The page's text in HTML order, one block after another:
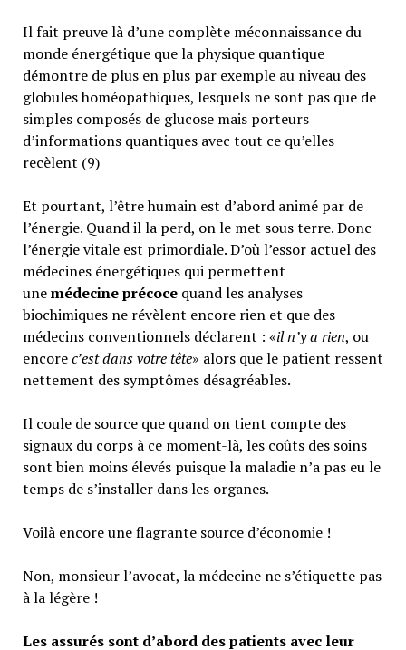
Il fait preuve là d’une complète méconnaissance du
monde énergétique que la physique quantique
démontre de plus en plus par exemple au niveau des
globules homéopathiques, lesquels ne sont pas que de
simples composés de glucose mais porteurs
d’informations quantiques avec tout ce qu’elles
recèlent (9)
Et pourtant, l’être humain est d’abord animé par de
l’énergie. Quand il la perd, on le met sous terre. Donc
l’énergie vitale est primordiale. D’où l’essor actuel des
médecines énergétiques qui permettent
unemédecine précoce quand les analyses
biochimiques ne révèlent encore rien et que des
médecins conventionnels déclarent : «il n’y a rien, ou
encorec’est dans votre tête» alors que le patient ressent
nettement des symptômes désagréables.
Il coule de source que quand on tient compte des
signaux du corps à ce moment-là, les coûts des soins
sont bien moins élevés puisque la maladie n’a pas eu le
temps de s’installer dans les organes.
Voilà encore une flagrante source d’économie !
Non, monsieur l’avocat, la médecine ne s’étiquette pas
à la légère !
Les assurés sont d’abord des patients avec leur